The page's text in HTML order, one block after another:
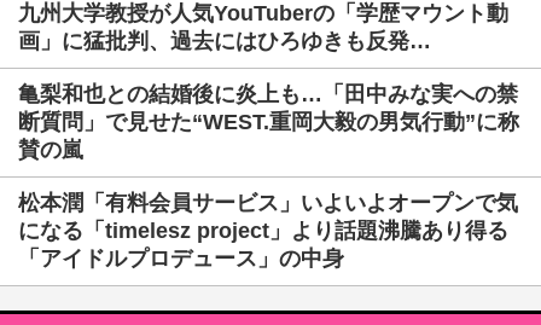
九州大学教授が人気YouTuberの「学歴マウント動
画」に猛批判、過去にはひろゆきも反発…
亀梨和也との結婚後に炎上も…「田中みな実への禁
断質問」で見せた“WEST.重岡大毅の男気行動”に称
賛の嵐
松本潤「有料会員サービス」いよいよオープンで気
になる「timelesz project」より話題沸騰あり得る
「アイドルプロデュース」の中身